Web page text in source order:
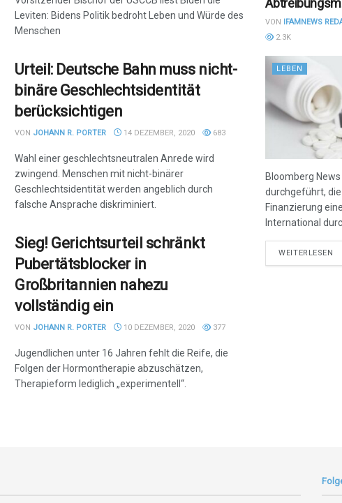
Leviten: Bidens Politik bedroht Leben und Würde des
Menschen
Urteil: Deutsche Bahn muss nicht-
binäre Geschlechtsidentität
berücksichtigen
VON JOHANN R. PORTER 14 DEZEMBER, 2020 683
Wahl einer geschlechtsneutralen Anrede wird
zwingend. Menschen mit nicht-binärer
Geschlechtsidentität werden angeblich durch
falsche Ansprache diskriminiert.
Sieg! Gerichtsurteil schränkt
Pubertätsblocker in
Großbritannien nahezu
vollständig ein
VON JOHANN R. PORTER 10 DEZEMBER, 2020 377
Jugendlichen unter 16 Jahren fehlt die Reife, die
Folgen der Hormontherapie abzuschätzen,
Therapieform lediglich „experimentell“.
VON IFAMNEWS
2.3K
LEBEN
Bloomberg
durchgeführt,
Finanzierung
International
WEITERLESEN